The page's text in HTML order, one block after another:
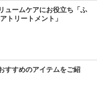
ュームケアにお役立ち「ふ
トリートメント」
すすめのアイテムをご紹